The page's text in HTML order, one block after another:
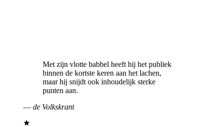
Met zijn vlotte babbel heeft hij het publiek
binnen de kortste keren aan het lachen,
maar hij snijdt ook inhoudelijk sterke
punten aan.
— de Volkskrant